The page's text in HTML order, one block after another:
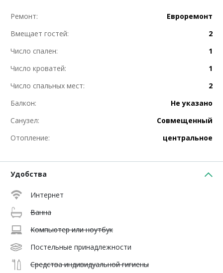
Ремонт:
Евроремонт
Вмещает гостей:
2
Число спален:
1
Число кроватей:
1
Число спальных мест:
2
Балкон:
Не указано
Санузел:
Совмещенный
Отопление:
центральное
Удобства
Интернет
Ванна
Компьютер или ноутбук
Постельные принадлежности
Средства индивидуальной гигиены